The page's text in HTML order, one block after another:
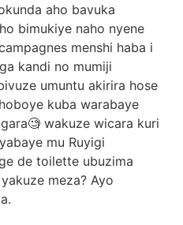
aho bavuka
bimukiye naho nyene
menshi haba i
kandi no mumiji
umuntu akirira hose
kuba warabaye
wakuze wicara kuri
mu Ruyigi
de toilette ubuzima
meza? Ayo